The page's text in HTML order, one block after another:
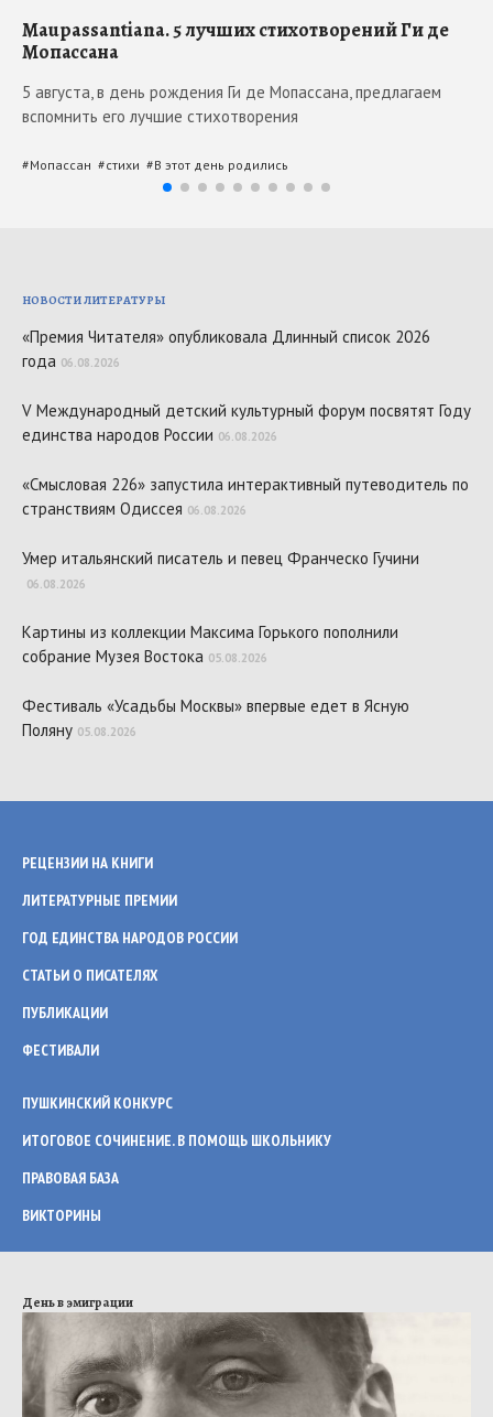
Maupassantiana. 5 лучших стихотворений Ги де
Мопассана
5 августа, в день рождения Ги де Мопассана, предлагаем
вспомнить его лучшие стихотворения
#Мопассан #стихи #В этот день родились
НОВОСТИ ЛИТЕРАТУРЫ
«Премия Читателя» опубликовала Длинный список 2026
года 06.08.2026
V Международный детский культурный форум посвятят Году
единства народов России 06.08.2026
«Смысловая 226» запустила интерактивный путеводитель по
странствиям Одиссея 06.08.2026
Умер итальянский писатель и певец Франческо Гучини
06.08.2026
Картины из коллекции Максима Горького пополнили
собрание Музея Востока 05.08.2026
Фестиваль «Усадьбы Москвы» впервые едет в Ясную
Поляну 05.08.2026
РЕЦЕНЗИИ НА КНИГИ
ЛИТЕРАТУРНЫЕ ПРЕМИИ
ГОД ЕДИНСТВА НАРОДОВ РОССИИ
СТАТЬИ О ПИСАТЕЛЯХ
ПУБЛИКАЦИИ
ФЕСТИВАЛИ
ПУШКИНСКИЙ КОНКУРС
ИТОГОВОЕ СОЧИНЕНИЕ. В ПОМОЩЬ ШКОЛЬНИКУ
ПРАВОВАЯ БАЗА
ВИКТОРИНЫ
День в эмиграции